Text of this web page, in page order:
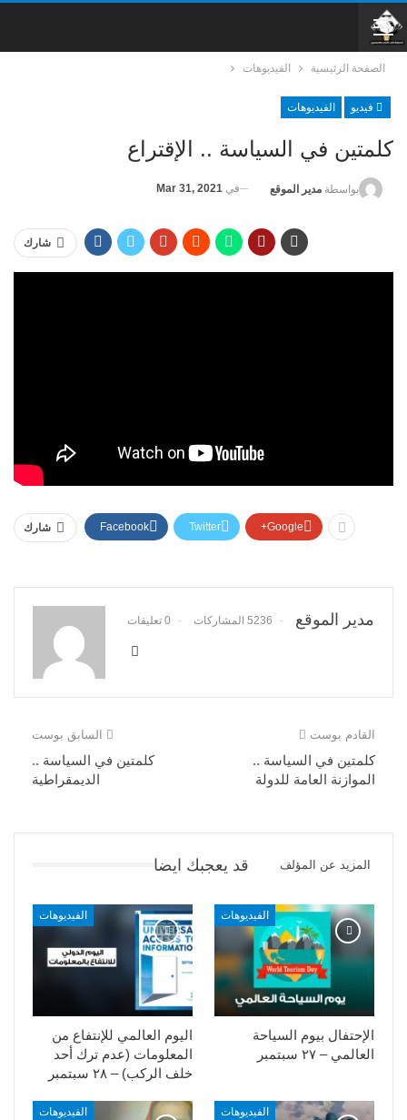
الصفحة الرئيسية الفيديوهات
فيديو الفيديوهات
كلمتين في السياسة .. الإقتراع
بواسطة مدير الموقع في Mar 31, 2021
شارك
شارك Facebook Twitter Google+
مدير الموقع 5236 المشاركات 0 تعليقات
السابق بوست
كلمتين في السياسة ..
الديمقراطية
القادم بوست
كلمتين في السياسة ..
الموازنة العامة للدولة
قد يعجبك ايضا المزيد عن المؤلف
الفيديوهات
اليوم العالمي للإنتفاع من
المعلومات (عدم ترك أحد
خلف الركب) – ٢٨ سبتمبر
الفيديوهات
الإحتفال بيوم السياحة
العالمي – ٢٧ سبتمبر
الفيديوهات الفيديوهات